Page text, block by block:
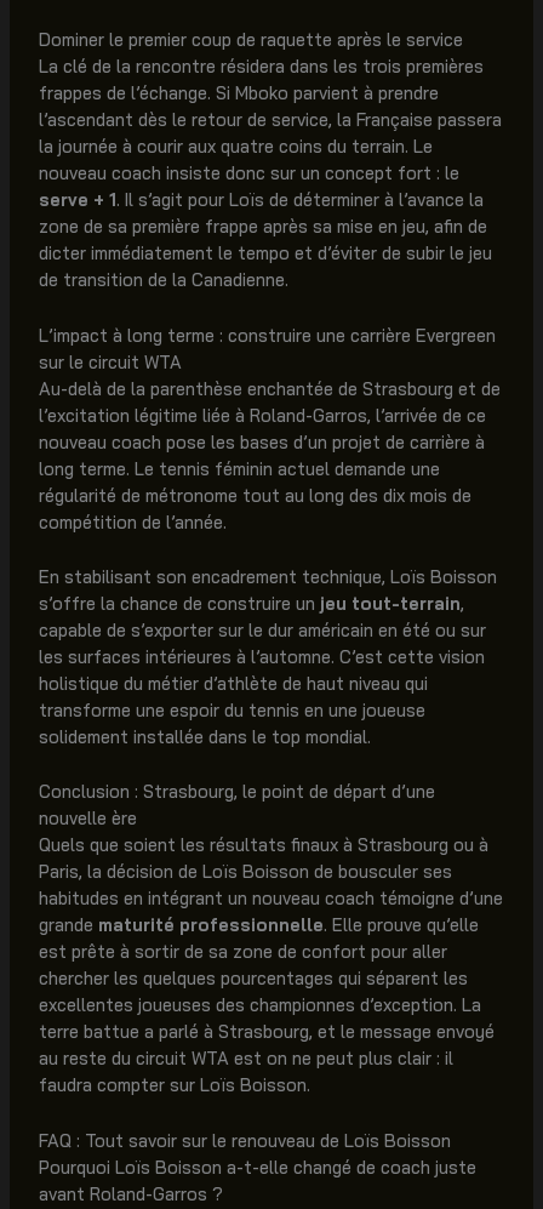
Dominer le premier coup de raquette après le service
La clé de la rencontre résidera dans les trois premières
frappes de l’échange. Si Mboko parvient à prendre
l’ascendant dès le retour de service, la Française passera
la journée à courir aux quatre coins du terrain. Le
nouveau coach insiste donc sur un concept fort : le
serve + 1. Il s’agit pour Loïs de déterminer à l’avance la
zone de sa première frappe après sa mise en jeu, afin de
dicter immédiatement le tempo et d’éviter de subir le jeu
de transition de la Canadienne.
L’impact à long terme : construire une carrière Evergreen
sur le circuit WTA
Au-delà de la parenthèse enchantée de Strasbourg et de
l’excitation légitime liée à Roland-Garros, l’arrivée de ce
nouveau coach pose les bases d’un projet de carrière à
long terme. Le tennis féminin actuel demande une
régularité de métronome tout au long des dix mois de
compétition de l’année.
En stabilisant son encadrement technique, Loïs Boisson
s’offre la chance de construire un jeu tout-terrain,
capable de s’exporter sur le dur américain en été ou sur
les surfaces intérieures à l’automne. C’est cette vision
holistique du métier d’athlète de haut niveau qui
transforme une espoir du tennis en une joueuse
solidement installée dans le top mondial.
Conclusion : Strasbourg, le point de départ d’une
nouvelle ère
Quels que soient les résultats finaux à Strasbourg ou à
Paris, la décision de Loïs Boisson de bousculer ses
habitudes en intégrant un nouveau coach témoigne d’une
grande maturité professionnelle. Elle prouve qu’elle
est prête à sortir de sa zone de confort pour aller
chercher les quelques pourcentages qui séparent les
excellentes joueuses des championnes d’exception. La
terre battue a parlé à Strasbourg, et le message envoyé
au reste du circuit WTA est on ne peut plus clair : il
faudra compter sur Loïs Boisson.
FAQ : Tout savoir sur le renouveau de Loïs Boisson
Pourquoi Loïs Boisson a-t-elle changé de coach juste
avant Roland-Garros ?